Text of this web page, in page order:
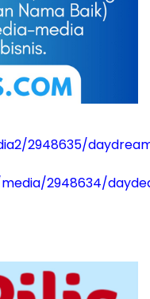
2948635/
2948634/